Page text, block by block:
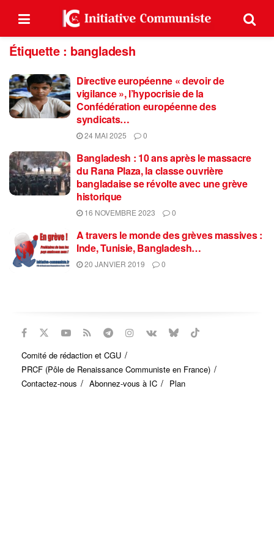
Étiquette : bangladesh
Directive européenne « devoir de
vigilance », l’hypocrisie de la
Confédération européenne des
syndicats…
24 MAI 2025 0
Bangladesh : 10 ans après le massacre
du Rana Plaza, la classe ouvrière
bangladaise se révolte avec une grève
historique
16 NOVEMBRE 2023 0
A travers le monde des grèves massives :
Inde, Tunisie, Bangladesh…
20 JANVIER 2019 0
Comité de rédaction et CGU
PRCF (Pôle de Renaissance Communiste en France)
Contactez-nous
Abonnez-vous à IC Plan